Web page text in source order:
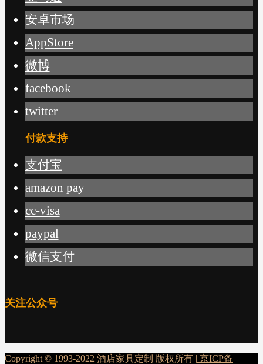
安卓市场
AppStore
微博
facebook
twitter
付款支持
支付宝
amazon pay
cc-visa
paypal
微信支付
关注公众号
Copyright © 1993-2022 酒店家具定制 版权所有 | 京ICP备